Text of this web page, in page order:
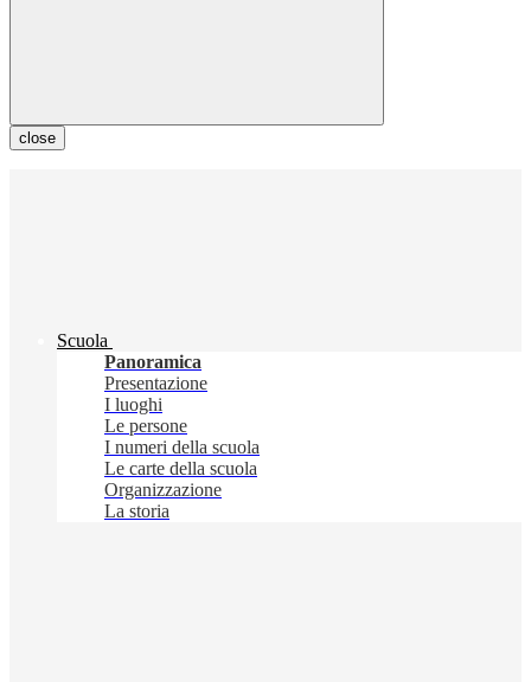
close
Scuola
Panoramica
Presentazione
I luoghi
Le persone
I numeri della scuola
Le carte della scuola
Organizzazione
La storia